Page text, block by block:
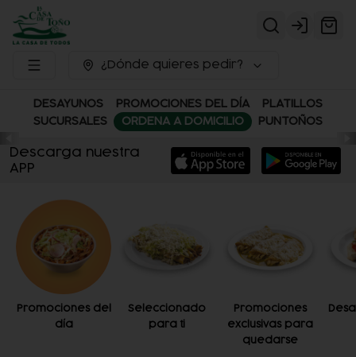
Login
¿Dónde quieres pedir?
DESAYUNOS PROMOCIONES DEL DÍA
PLATILLOS
SUCURSALES
ORDENA A DOMICILIO PUNTOÑOS
Descarga nuestra
APP
Promociones del
día
Seleccionado
para ti
Promociones
exclusivas para
quedarse